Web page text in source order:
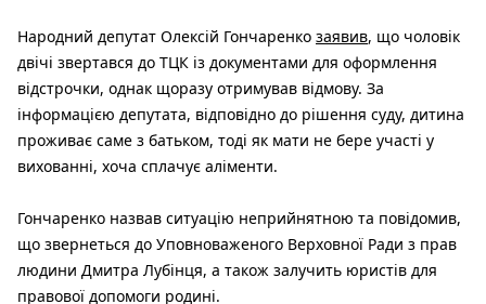
Народний депутат Олексій Гончаренко заявив, що чоловік
двічі звертався до ТЦК із документами для оформлення
відстрочки, однак щоразу отримував відмову. За
інформацією депутата, відповідно до рішення суду, дитина
проживає саме з батьком, тоді як мати не бере участі у
вихованні, хоча сплачує аліменти.
Гончаренко назвав ситуацію неприйнятною та повідомив,
що звернеться до Уповноваженого Верховної Ради з прав
людини Дмитра Лубінця, а також залучить юристів для
правової допомоги родині.